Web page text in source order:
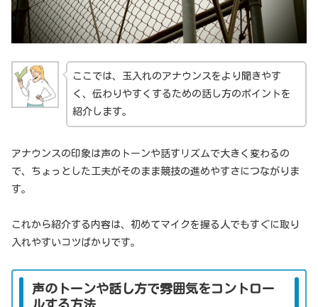
ここでは、玉入れのアナウンスをより聞きやす
く、伝わりやすくするための話し方のポイントを
紹介します。
アナウンスの印象は声のトーンや話すリズムで大きく変わるの
で、ちょっとした工夫がそのまま競技の進めやすさにつながりま
す。
これから紹介する内容は、初めてマイクを握る人でもすぐに取り
入れやすいコツばかりです。
声のトーンや話し方で雰囲気をコントロー
ルする方法